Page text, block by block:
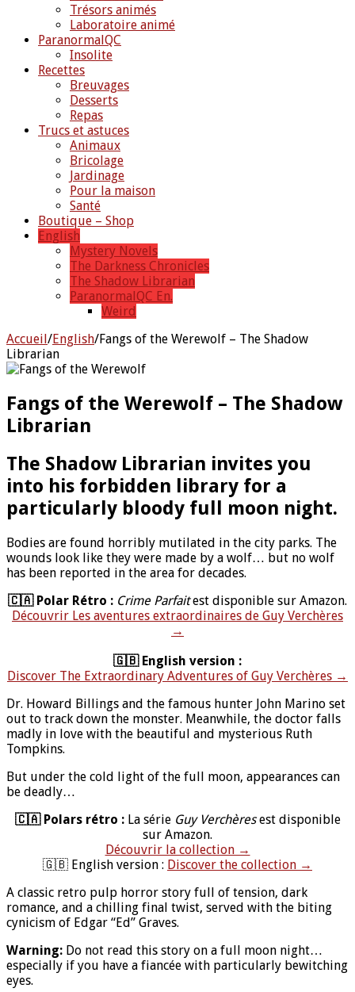
Trésors animés
Laboratoire animé
ParanormalQC
Insolite
Recettes
Breuvages
Desserts
Repas
Trucs et astuces
Animaux
Bricolage
Jardinage
Pour la maison
Santé
Boutique – Shop
English
Mystery Novels
The Darkness Chronicles
The Shadow Librarian
ParanormalQC En.
Weird
Accueil/English/Fangs of the Werewolf – The Shadow
Librarian
Fangs of the Werewolf – The Shadow
Librarian
The Shadow Librarian invites you
into his forbidden library for a
particularly bloody full moon night.
Bodies are found horribly mutilated in the city parks. The
wounds look like they were made by a wolf… but no wolf
has been reported in the area for decades.
🇨🇦 Polar Rétro : Crime Parfaitest disponible sur Amazon.
Découvrir Les aventures extraordinaires de Guy Verchères
→
🇬🇧 English version :
Discover The Extraordinary Adventures of Guy Verchères →
Dr. Howard Billings and the famous hunter John Marino set
out to track down the monster. Meanwhile, the doctor falls
madly in love with the beautiful and mysterious Ruth
Tompkins.
But under the cold light of the full moon, appearances can
be deadly…
🇨🇦 Polars rétro :La série Guy Verchèresest disponible
sur Amazon.
Découvrir la collection →
🇬🇧 English version : Discover the collection →
A classic retro pulp horror story full of tension, dark
romance, and a chilling final twist, served with the biting
cynicism of Edgar “Ed” Graves.
Warning: Do not read this story on a full moon night…
especially if you have a fiancée with particularly bewitching
eyes.